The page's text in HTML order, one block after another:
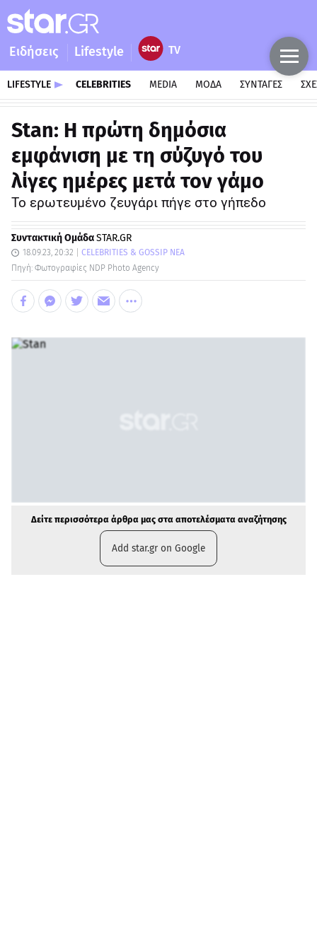
Ειδήσεις Lifestyle
LIFESTYLE CELEBRITIES MEDIA ΜΟΔΑ ΣΥΝΤΑΓΕΣ
Stan: Η πρώτη δημόσια
εμφάνιση με τη σύζυγό του
λίγες ημέρες μετά τον γάμο
Το ερωτευμένο ζευγάρι πήγε στο γήπεδο
Συντακτική ΟμάδαSTAR.GR
18.09.23, 20:32
CELEBRITIES & GOSSIP ΝΕΑ
Πηγή: Φωτογραφίες NDP Photo Agency
Δείτε περισσότερα άρθρα μας στα αποτελέσματα αναζήτησης
Add star.gr on Google